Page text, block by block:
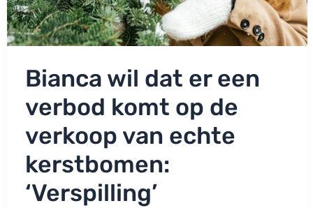
Bianca wil dat er een
verbod komt op de
verkoop van echte
kerstbomen:
‘Verspilling’